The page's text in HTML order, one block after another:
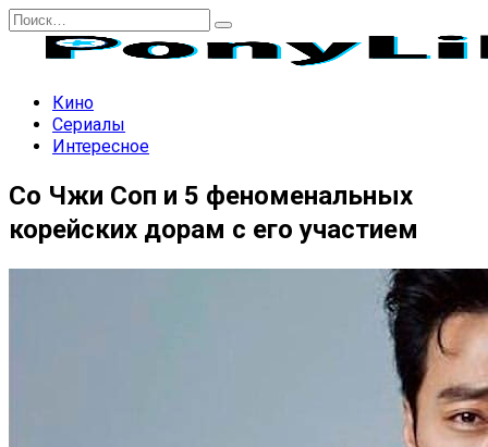
Перейти
содержанию
Search
Кино
Сериалы
Интересное
Со Чжи Соп и 5 феноменальных
корейских дорам с его участием